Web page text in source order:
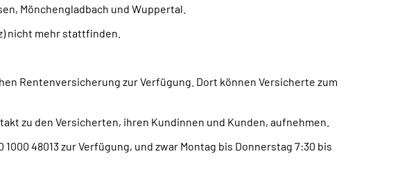
Mönchengladbach und Wuppertal.
nicht mehr stattfinden.
Rentenversicherung zur Verfügung. Dort können Versicherte zum
zu den Versicherten, ihren Kundinnen und Kunden, aufnehmen.
48013 zur Verfügung, und zwar Montag bis Donnerstag 7:30 bis